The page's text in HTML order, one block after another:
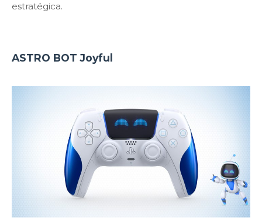
estratégica.
ASTRO BOT Joyful